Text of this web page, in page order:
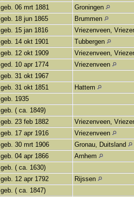
geb. 06 mrt 1881
Groningen
geb. 18 jun 1865
Brummen
geb. 15 jan 1816
Vriezenveen,
geb. 14 okt 1901
Tubbergen
geb. 12 okt 1909
Vriezenveen,
ged. 10 apr 1774
Vriezenveen
geb. 31 okt 1967
geb. 31 okt 1851
Hattem
geb. 1935
geb. ( ca. 1849)
geb. 23 feb 1882
Vriezenveen,
geb. 17 apr 1916
Vriezenveen
geb. 30 mrt 1906
Gronau, Duitsland
geb. 04 apr 1866
Arnhem
geb. ( ca. 1630)
geb. 12 apr 1792
Rijssen
geb. ( ca. 1847)